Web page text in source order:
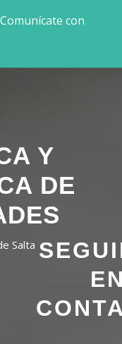
Comunícate con
Y
DE
Salta